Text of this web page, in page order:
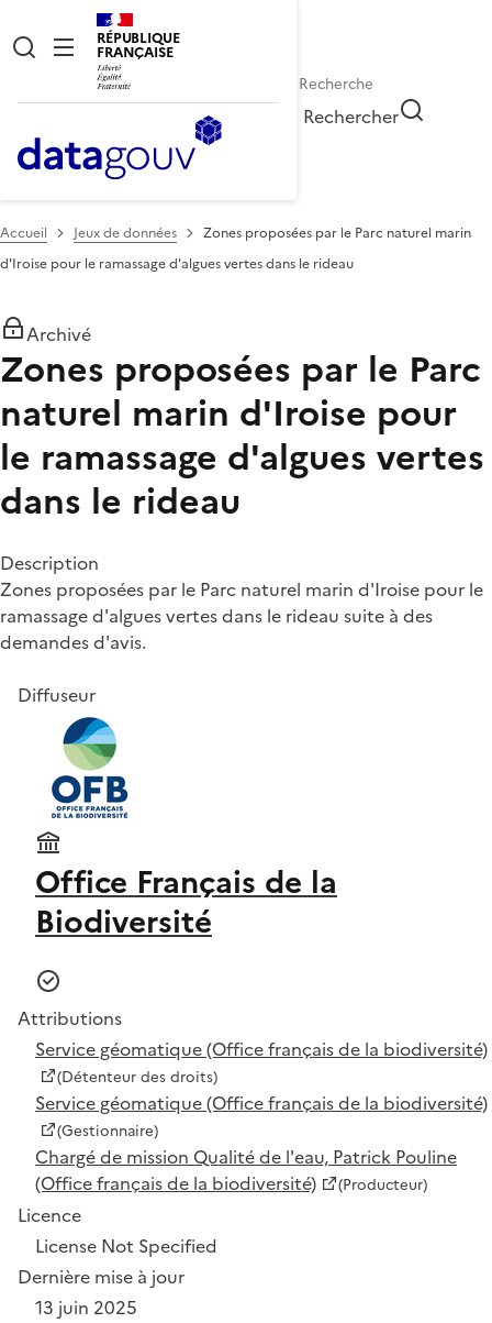
RÉPUBLIQUE
FRANÇAISE
Rechercher
Accueil Jeux de données
Zones proposées par le Parc naturel marin
d'Iroise pour le ramassage d'algues vertes dans le rideau
Archivé
Zones proposées par le Parc
naturel marin d'Iroise pour
le ramassage d'algues vertes
dans le rideau
Description
Zones proposées par le Parc naturel marin d'Iroise pour le
ramassage d'algues vertes dans le rideau suite à des
demandes d'avis.
Diffuseur
Office Français de la
Biodiversité
Attributions
Service géomatique (Office français de la biodiversité)
(Détenteur des droits)
Service géomatique (Office français de la biodiversité)
(Gestionnaire)
Chargé de mission Qualité de l'eau, Patrick Pouline
(Office français de la biodiversité)
(Producteur)
Licence
License Not Specified
Dernière mise à jour
13 juin 2025